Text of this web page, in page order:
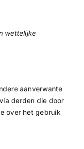
wettelijke
aanverwante
derden die door
over het gebruik